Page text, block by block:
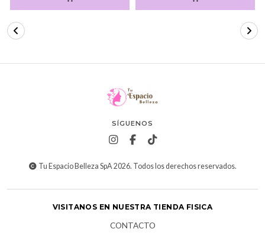
SÍGUENOS
Tu Espacio Belleza SpA 2026. Todos los derechos reservados.
VISITANOS EN NUESTRA TIENDA FISICA
CONTACTO